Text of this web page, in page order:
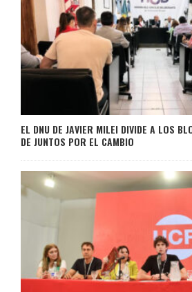
EL DNU DE JAVIER MILEI DIVIDE A LOS
DE JUNTOS POR EL CAMBIO